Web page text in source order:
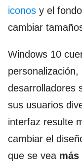
iconos y el
cambiar
Windows 10
desarrolladores
sus usuarios
interfaz resulte
cambiar el
que se vea más